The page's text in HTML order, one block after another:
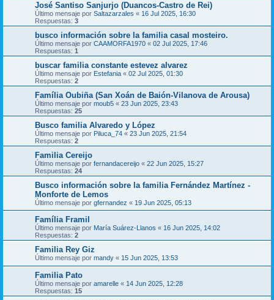
José Santiso Sanjurjo (Duancos-Castro de Rei)
Último mensaje por Saltazarzales « 16 Jul 2025, 16:30
Respuestas: 3
busco información sobre la familia casal mosteiro.
Último mensaje por CAAMORFA1970 « 02 Jul 2025, 17:46
Respuestas: 1
buscar familia constante estevez alvarez
Último mensaje por Estefania « 02 Jul 2025, 01:30
Respuestas: 2
Família Oubiña (San Xoán de Baión-Vilanova de Arousa)
Último mensaje por moub5 « 23 Jun 2025, 23:43
Respuestas: 25
Busco familia Alvaredo y López
Último mensaje por Piluca_74 « 23 Jun 2025, 21:54
Respuestas: 2
Familia Cereijo
Último mensaje por fernandacereijo « 22 Jun 2025, 15:27
Respuestas: 24
Busco información sobre la familia Fernández Martínez -
Monforte de Lemos
Último mensaje por gfernandez « 19 Jun 2025, 05:13
Família Framil
Último mensaje por María Suárez-Llanos « 16 Jun 2025, 14:02
Respuestas: 2
Familia Rey Giz
Último mensaje por mandy « 15 Jun 2025, 13:53
Familia Pato
Último mensaje por amarelle « 14 Jun 2025, 12:28
Respuestas: 15